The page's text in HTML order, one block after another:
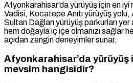
Afyonkarahisar’da yürüyüş için en iyi
Vadisi, Kocatepe Anıtı yürüyüş
Sultan Dağları yürüyüş parkurları
hem doğayla iç içe olmanızı sağlar
açıdan zengin deneyimler sunar.
Afyonkarahisar’da yürüyüş
mevsim hangisidir?